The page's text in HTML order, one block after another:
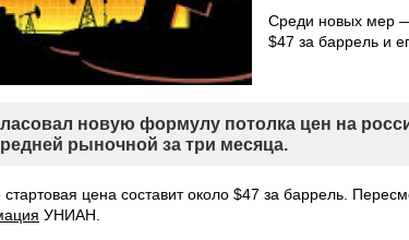
Среди новых мер
$47 за баррель и
новую формулу потолка цен на
рыночной за три месяца.
цена составит около $47 за баррель.
УНИАН.